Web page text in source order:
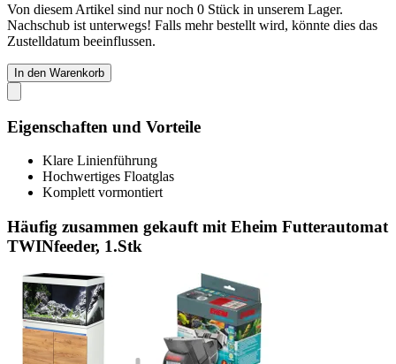
Von diesem Artikel sind nur noch 0 Stück in unserem Lager.
Nachschub ist unterwegs! Falls mehr bestellt wird, könnte dies das
Zustelldatum beeinflussen.
In den Warenkorb
Eigenschaften und Vorteile
Klare Linienführung
Hochwertiges Floatglas
Komplett vormontiert
Häufig zusammen gekauft mit Eheim Futterautomat
TWINfeeder, 1.Stk